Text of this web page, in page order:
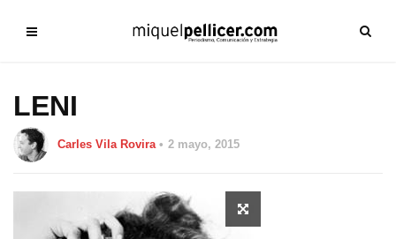
LENI
Carles Vila Rovira 2 mayo, 2015